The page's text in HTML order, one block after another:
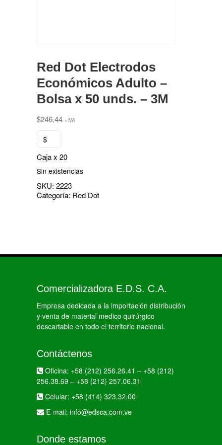
Red Dot Electrodos
Económicos Adulto –
Bolsa x 50 unds. – 3M
$246,44 +IVA
$
Caja x 20
Sin existencias
SKU: 2223
Categoría: Red Dot
Comercializadora E.D.S. C.A.
Empresa dedicada a la importación distribución
y venta de material medico quirúrgico
descartable en todo el territorio nacional.
Contáctenos
Oficina: +58 (212) 256.26.41 – +58 (212)
256.38.69 – +58 (212) 257.06.31
Celular: +58 (414) 323.32.00
E-mail: info@edsca.com.ve
Donde estamos